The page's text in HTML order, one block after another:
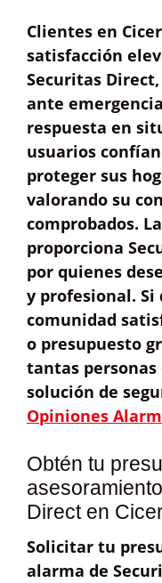
Clientes en
satisfacción
Securitas Direct
ante
respuesta en
usuarios
proteger sus
valorando su
comprobados.
proporciona
por quienes
y profesional.
comunidad
o presupuesto
tantas personas
solución de
Opiniones
Obtén tu
Direct en
Solicitar tu
alarma de